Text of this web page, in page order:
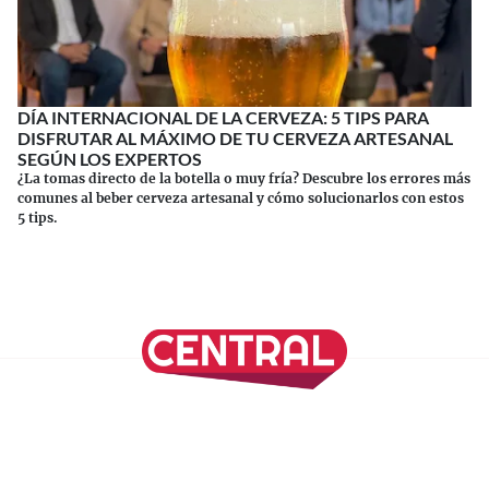
DÍA INTERNACIONAL DE LA CERVEZA: 5 TIPS PARA
DISFRUTAR AL MÁXIMO DE TU CERVEZA ARTESANAL
SEGÚN LOS EXPERTOS
¿La tomas directo de la botella o muy fría? Descubre los errores más
comunes al beber cerveza artesanal y cómo solucionarlos con estos
5 tips.